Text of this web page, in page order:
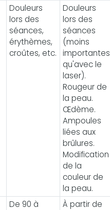
Douleurs
lors des
séances,
érythèmes,
croûtes, etc.
Douleurs
lors des
séances
(moins
importantes
qu'avec le
laser).
Rougeur de
la peau.
Œdème.
Ampoules
liées aux
brûlures.
Modification
de la
couleur de
la peau.
De 90 à À partir de